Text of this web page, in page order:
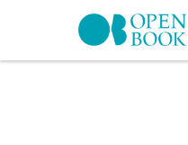
Skip to navigation